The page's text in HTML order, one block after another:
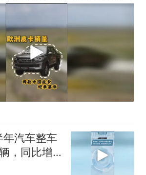
汽车整车
，同比增